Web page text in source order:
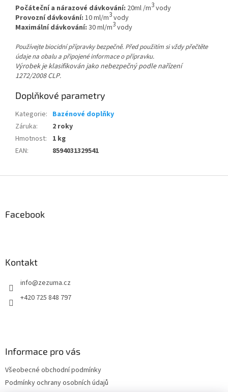
Počáteční a nárazové dávkování: 20ml /m3vody
Provozní dávkování: 10 ml/m3vody
Maximální dávkování: 30 ml/m3vody
Používejte biocidní přípravky bezpečně. Před použitím si vždy přečtěte
údaje na obalu a připojené informace o přípravku.
Výrobek je klasifikován jako nebezpečný podle nařízení
1272/2008 CLP.
Doplňkové parametry
Kategorie: Bazénové doplňky
Záruka:
2 roky
Hmotnost:
1 kg
EAN: 8594031329541
Facebook
Kontakt
info@zezuma.cz
+420 725 848 797
Informace pro vás
Všeobecné obchodní podmínky
Podmínky ochrany osobních údajů